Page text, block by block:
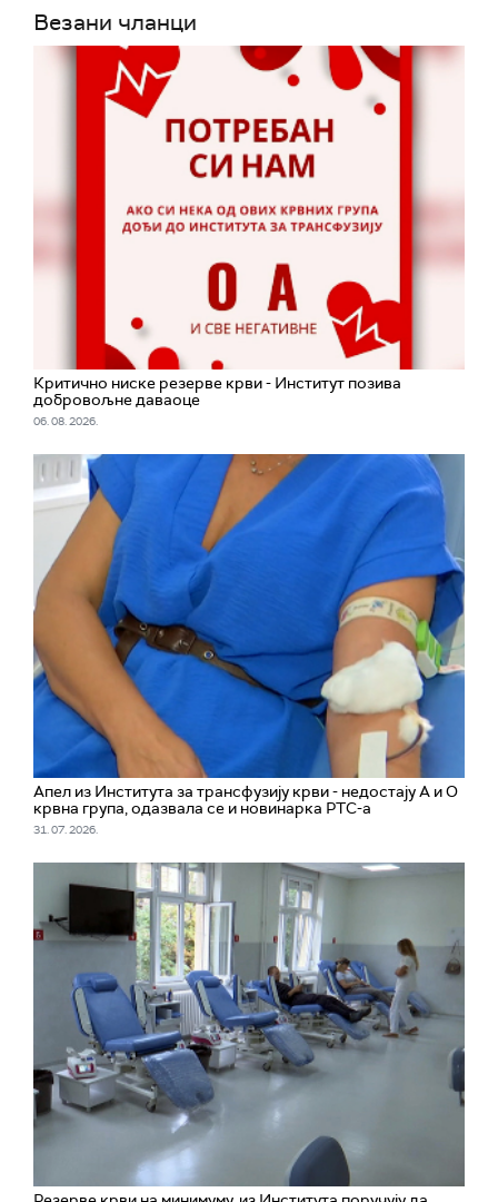
Везани чланци
Критично ниске резерве крви - Институт позива
добровољне даваоце
06. 08. 2026.
Апел из Института за трансфузију крви - недостају А и О
крвна група, одазвала се и новинарка РТС-а
31. 07. 2026.